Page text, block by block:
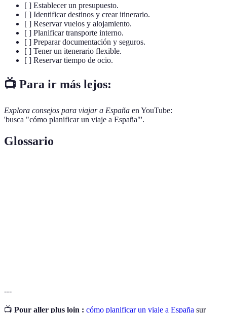
[ ] Establecer un presupuesto.
[ ] Identificar destinos y crear itinerario.
[ ] Reservar vuelos y alojamiento.
[ ] Planificar transporte interno.
[ ] Preparar documentación y seguros.
[ ] Tener un itenerario flexible.
[ ] Reservar tiempo de ocio.
📺 Para ir más lejos:
Explora consejos para viajar a España en YouTube:
'busca "cómo planificar un viaje a España"'.
Glossario
---
📺 Pour aller plus loin : cómo planificar un viaje a España sur